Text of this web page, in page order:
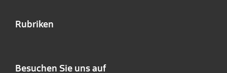
Rubriken
Besuchen Sie uns auf